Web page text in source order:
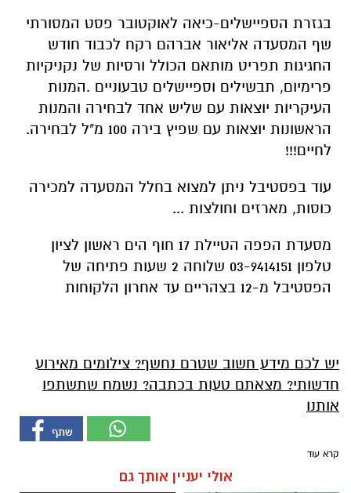
בגזרת הספיישלים-כיאה לאוקטובר פסט המסורתי
שף המסעדה אליאור אברהם רקח לכבוד חודש
החגיגות תפריט מותאם הכולל ורסיות של נקניקיות
פרימיום, תבשילים וספיישלים טבעוניים .המנות
העיקריות יוצאות עם שליש אחד לבחירה והמנות
הראשונות יוצאות עם שפיץ בירה 100 מ"ל לבחירה.
לחיים!!!
עוד בפסטיבל ניתן למצוא בחלל המסעדה למכירה
כוסות, מארזים וחולצות ...
מסעדת הפפה הטיילת 17 חוף הים ראשון לציון
טלפון 03-9414151 שלוחה 2 שעות פתיחה של
הפסטיבל מ-12 בצהריים עד אחרון הלקוחות
יש לכם מידע חשוב שטרם נחשף? צילומים מאירוע
חדשותי? מצאתם טעות בכתבה? נשמח שתשתפו
אותנו
קרא עוד
אולי יעניין אותך גם